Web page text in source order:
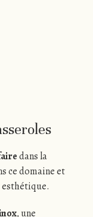
dans la
ce domaine et
, une